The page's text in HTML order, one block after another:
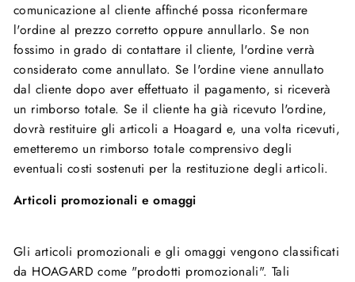
comunicazione al cliente affinché possa riconfermare
l'ordine al prezzo corretto oppure annullarlo. Se non
fossimo in grado di contattare il cliente, l'ordine verrà
considerato come annullato. Se l'ordine viene annullato
dal cliente dopo aver effettuato il pagamento, si riceverà
un rimborso totale. Se il cliente ha già ricevuto l'ordine,
dovrà restituire gli articoli a Hoagard e, una volta ricevuti,
emetteremo un rimborso totale comprensivo degli
eventuali costi sostenuti per la restituzione degli articoli.
Articoli promozionali e omaggi
Gli articoli promozionali e gli omaggi vengono classificati
da HOAGARD come "prodotti promozionali". Tali